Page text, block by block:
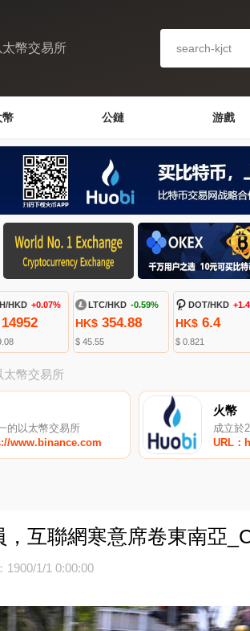
太幣交易所
幣 公鏈 游戲
HKD +0.07% LTC/HKD -0.59%
HK$354.88
$ 45.55
DOT/HKD
HK$6.4
$ 0.821
太幣交易所
的以太幣交易所
www.binance.com
火幣
成立於
URL：
，互聯網寒意席卷東南亞
1900/1/1 0:00:00